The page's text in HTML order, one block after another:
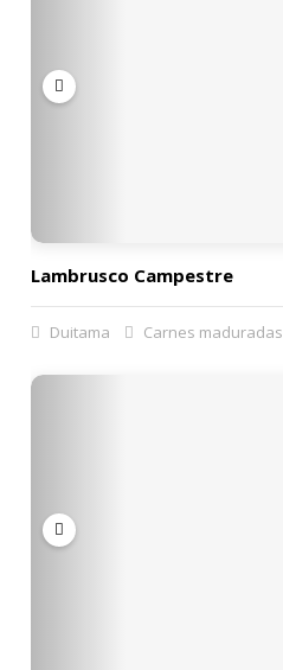
Lambrusco Campestre
Duitama Carnes maduradas